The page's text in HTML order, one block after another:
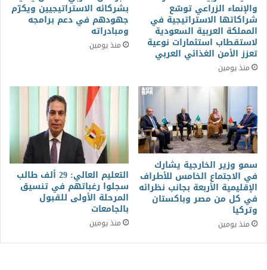
والإنماء الزراعي توسّع
شراكاتها الاستراتيجية في
المملكة العربية السعودية
لاستقطاب استثمارات نوعية
تعزز الأمن الغذائي العربي
منذ يومين
بشركائه الاستراتيجيين ويكرّم
جهودهم في دعم برامجه
ومبادراته
منذ يومين
سمو وزير الخارجية يشارك
في الاجتماع الخامس للأطراف
الإقليمية الأربعة بجانب نظرائه
في كل من مصر وباكستان
وتركيا
منذ يومين
التعليم العالي: 29 ألف طالب
سجلوا رغباتهم في تنسيق
المرحلة الأولى للقبول
بالجامعات
منذ يومين